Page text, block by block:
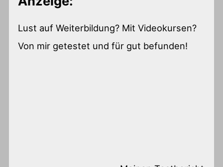
Lust auf Weiterbildung? Mit Videokursen?
Von mir getestet und für gut befunden!